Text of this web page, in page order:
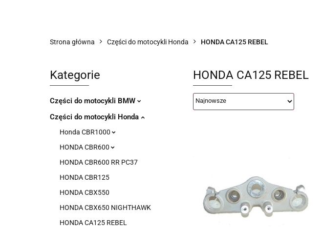
Strona główna Części do motocykli Honda HONDA CA125 REBEL
Kategorie
Części do motocykli BMW
Części do motocykli Honda
Honda CBR1000
HONDA CBR600
HONDA CBR600 RR PC37
HONDA CBR125
HONDA CBX550
HONDA CBX650 NIGHTHAWK
HONDA CA125 REBEL
HONDA CA125 REBEL